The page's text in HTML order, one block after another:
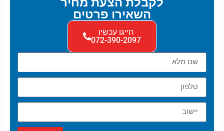
השאירו פרטים
חייגו עכשיו
072-390-2097